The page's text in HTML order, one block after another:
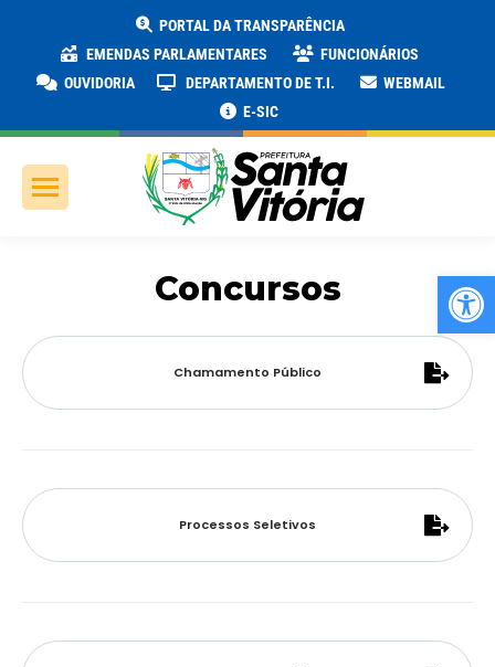
PORTAL DA TRANSPARÊNCIA
EMENDAS PARLAMENTARES
FUNCIONÁRIOS
OUVIDORIA
DEPARTAMENTO DE T.I.
WEBMAIL
E-SIC
Concursos
Chamamento Público
Processos Seletivos